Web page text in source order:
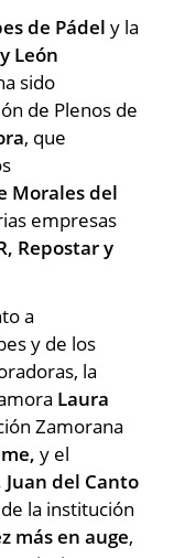
de Pádel y la
León
sido
de Plenos de
, que
Morales del
empresas
Repostar y
a
y de los
la
Laura
Zamorana
y el
Juan del Canto
la institución
más en auge,